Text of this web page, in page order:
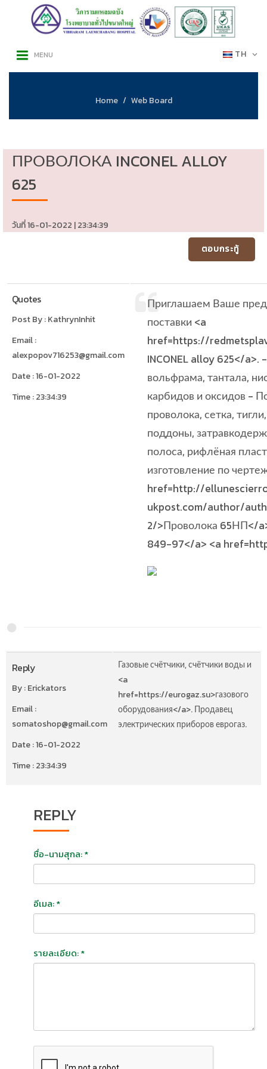
TH
MENU
Home Web Board
ПРОВОЛОКА INCONEL ALLOY
625
วันที่ 16-01-2022 | 23:34:39
ตอบกระทู้
Quotes
Post By : KathrynInhit
Email :
alexpopov716253@gmail.com
Date : 16-01-2022
Time : 23:34:39
Приглашаем Ваше
поставки <a
href=https://
INCONEL alloy 625</
вольфрама, тантала,
карбидов и оксидов -
проволока, сетка,
поддоны,
полоса, рифлёная
изготовление по
href=http://
ukpost.com/author/
2/>Проволока 65НП</
849-97</a> <a
Reply
By : Erickators
Email :
somatoshop@gmail.com
Date : 16-01-2022
Time : 23:34:39
Газовые счётчики, счётчики воды и
<a
href=https://eurogaz.su>газового
оборудования</a>. Продавец
электрических приборов еврогаз.
REPLY
ชื่อ-นามสุกล: *
อีเมล: *
รายละเอียด: *